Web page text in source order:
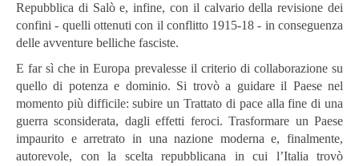
Repubblica di Salò e, infine, con il calvario della revisione dei
confini - quelli ottenuti con il conflitto 1915-18 - in conseguenza
delle avventure belliche fasciste.
E far sì che in Europa prevalesse il criterio di collaborazione su
quello di potenza e dominio. Si trovò a guidare il Paese nel
momento più difficile: subire un Trattato di pace alla fine di una
guerra sconsiderata, dagli effetti feroci. Trasformare un Paese
impaurito e arretrato in una nazione moderna e, finalmente,
autorevole, con la scelta repubblicana in cui l’Italia trovò